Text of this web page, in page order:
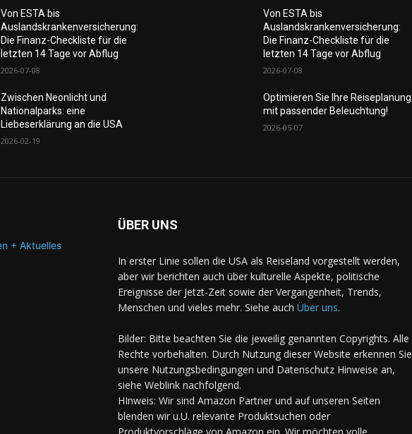
Von ESTA bis
Auslandskrankenversicherung:
Die Finanz-Checkliste für die
letzten 14 Tage vor Abflug
2026-07-08
Zwischen Neonlicht und
Nationalparks: eine
Liebeserklärung an die USA
2026-02-19
Von ESTA bis
Auslandskrankenversicherung:
Die Finanz-Checkliste für die
letzten 14 Tage vor Abflug
2026-07-08
Optimieren Sie Ihre Reiseplanung
mit passender Beleuchtung!
2026-05-07
ÜBER UNS
In erster Linie sollen die USA als Reiseland vorgestellt werden,
aber wir berichten auch über kulturelle Aspekte, politische
Ereignisse der Jetzt-Zeit sowie der Vergangenheit, Trends,
Menschen und vieles mehr. Siehe auch Über uns.
Bilder: Bitte beachten Sie die jeweilig genannten Copyrights. Alle
Rechte vorbehalten. Durch Nutzung dieser Website erkennen Sie
unsere Nutzungsbedingungen und Datenschutz Hinweise an,
siehe Weblink nachfolgend.
HInweis: Wir sind Amazon Partner und auf unseren Seiten
blenden wir u.U. relevante Produktsuchen oder